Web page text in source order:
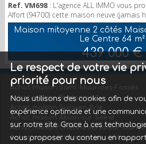
Ref. VM698 : L'agence ALL IMMO vous
Alfort (94700) cette maison neuve (jamais
de 70 m² au sol (65M2 carrez) avec jardin
Mairie.A 2 pas du centre ville de Maisons-
St Rémi. Quartier aéré et arboré, rue
RER D Maisons-Alfort à 6 min à pied,
bus ou 15 min à pied. Maison de ...
Maison mitoyenne 2 côtés
Le Centre 64 m²
439 000 €
Achat maison Saint-Maur-des-Fossés
Achat maison Pontcarré
Achat maison Sucy-en-Brie
Achat maison Ablon-sur-Seine
Achat maison Chennevières-sur-Marne
Achat maison Champigny-sur-Marne
Le respect de votre vie
priorité pour nous
Nous utilisons des cookies afin de
expérience optimale et une
sur notre site. Grace à ces
vous proposer du contenu en